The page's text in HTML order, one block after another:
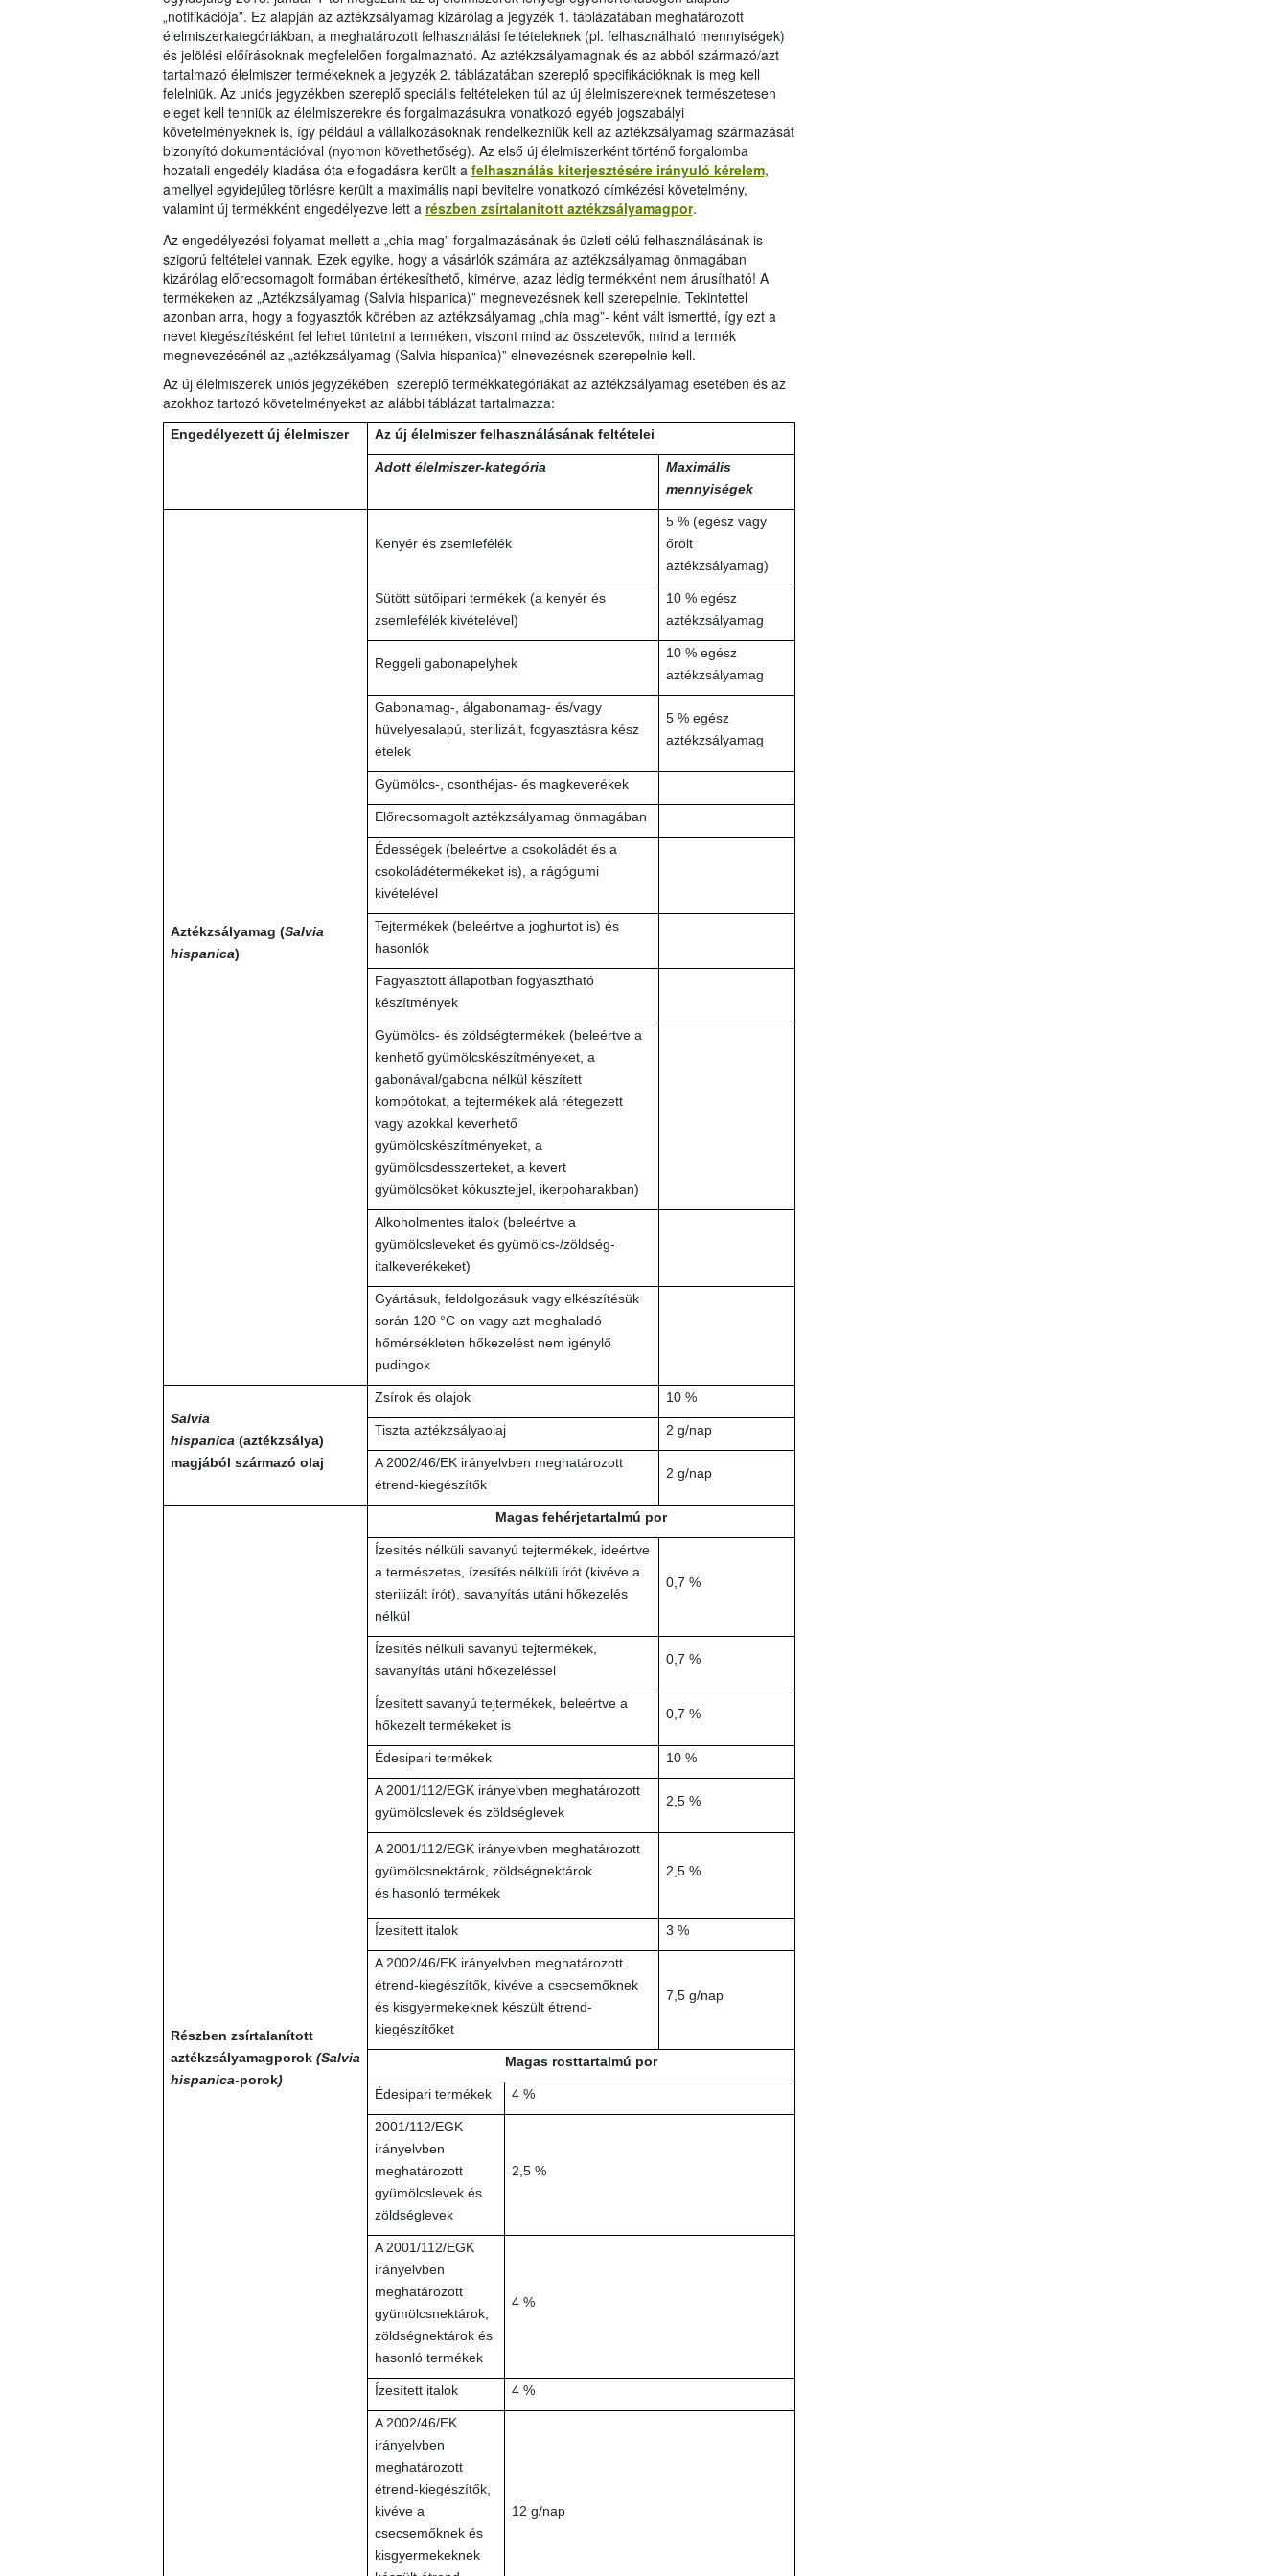
„notifikációja”. Ez alapján az aztékzsályamag kizárólag a jegyzék 1. táblázatában meghatározott
élelmiszerkategóriákban, a meghatározott felhasználási feltételeknek (pl. felhasználható mennyiségek)
és jelölési előírásoknak megfelelően forgalmazható. Az aztékzsályamagnak és az abból származó/azt
tartalmazó élelmiszer termékeknek a jegyzék 2. táblázatában szereplő specifikációknak is meg kell
felelniük. Az uniós jegyzékben szereplő speciális feltételeken túl az új élelmiszereknek természetesen
eleget kell tenniük az élelmiszerekre és forgalmazásukra vonatkozó egyéb jogszabályi
követelményeknek is, így például a vállalkozásoknak rendelkezniük kell az aztékzsályamag származását
bizonyító dokumentációval (nyomon követhetőség). Az első új élelmiszerként történő forgalomba
hozatali engedély kiadása óta elfogadásra került a felhasználás kiterjesztésére irányuló kérelem,
amellyel egyidejűleg törlésre került a maximális napi bevitelre vonatkozó címkézési követelmény,
valamint új termékként engedélyezve lett a részben zsírtalanított aztékzsályamagpor.
Az engedélyezési folyamat mellett a „chia mag” forgalmazásának és üzleti célú felhasználásának is
szigorú feltételei vannak. Ezek egyike, hogy a vásárlók számára az aztékzsályamag önmagában
kizárólag előrecsomagolt formában értékesíthető, kimérve, azaz lédig termékként nem árusítható! A
termékeken az „Aztékzsályamag (Salvia hispanica)” megnevezésnek kell szerepelnie. Tekintettel
azonban arra, hogy a fogyasztók körében az aztékzsályamag „chia mag”- ként vált ismertté, így ezt a
nevet kiegészítésként fel lehet tüntetni a terméken, viszont mind az összetevők, mind a termék
megnevezésénél az „aztékzsályamag (Salvia hispanica)” elnevezésnek szerepelnie kell.
Az új élelmiszerek uniós jegyzékében szereplő termékkategóriákat az aztékzsályamag esetében és az
azokhoz tartozó követelményeket az alábbi táblázat tartalmazza:
Engedélyezett új élelmiszer Az új élelmiszer felhasználásának feltételei
Adott élelmiszer-kategória
Maximális
mennyiségek
Aztékzsályamag (Salvia
hispanica)
Kenyér és zsemlefélék
5 % (egész vagy
őrölt
aztékzsályamag)
Sütött sütőipari termékek (a kenyér és
zsemlefélék kivételével)
10 % egész
aztékzsályamag
Reggeli gabonapelyhek
10 % egész
aztékzsályamag
Gabonamag-, álgabonamag- és/vagy
hüvelyesalapú, sterilizált, fogyasztásra kész
ételek
5 % egész
aztékzsályamag
Gyümölcs-, csonthéjas- és magkeverékek
Előrecsomagolt aztékzsályamag önmagában
Édességek (beleértve a csokoládét és a
csokoládétermékeket is), a rágógumi
kivételével
Tejtermékek (beleértve a joghurtot is) és
hasonlók
Fagyasztott állapotban fogyasztható
készítmények
Gyümölcs- és zöldségtermékek (beleértve a
kenhető gyümölcskészítményeket, a
gabonával/gabona nélkül készített
kompótokat, a tejtermékek alá rétegezett
vagy azokkal keverhető
gyümölcskészítményeket, a
gyümölcsdesszerteket, a kevert
gyümölcsöket kókusztejjel, ikerpoharakban)
Alkoholmentes italok (beleértve a
gyümölcsleveket és gyümölcs-/zöldség-
italkeverékeket)
Gyártásuk, feldolgozásuk vagy elkészítésük
során 120 °C-on vagy azt meghaladó
hőmérsékleten hőkezelést nem igénylő
pudingok
Salvia
hispanica (aztékzsálya)
magjából származó olaj
Zsírok és olajok 10 %
Tiszta aztékzsályaolaj 2 g/nap
A 2002/46/EK irányelvben meghatározott
étrend-kiegészítők
2 g/nap
Részben zsírtalanított
aztékzsályamagporok(Salvia
hispanica-porok)
Magas fehérjetartalmú por
Ízesítés nélküli savanyú tejtermékek, ideértve
a természetes, ízesítés nélküli írót (kivéve a
sterilizált írót), savanyítás utáni hőkezelés
nélkül
0,7 %
Ízesítés nélküli savanyú tejtermékek,
savanyítás utáni hőkezeléssel
0,7 %
Ízesített savanyú tejtermékek, beleértve a
hőkezelt termékeket is
0,7 %
Édesipari termékek 10 %
A 2001/112/EGK irányelvben meghatározott
gyümölcslevek és zöldséglevek
2,5 %
A 2001/112/EGK irányelvben meghatározott
gyümölcsnektárok, zöldségnektárok
és hasonló termékek
2,5 %
Ízesített italok 3 %
A 2002/46/EK irányelvben meghatározott
étrend-kiegészítők, kivéve a csecsemőknek
és kisgyermekeknek készült étrend-
kiegészítőket
7,5 g/nap
Magas rosttartalmú por
Édesipari termékek 4 %
2001/112/EGK
irányelvben
meghatározott
gyümölcslevek és
zöldséglevek
2,5 %
A 2001/112/EGK
irányelvben
meghatározott
gyümölcsnektárok,
zöldségnektárok és
hasonló termékek
4 %
Ízesített italok 4 %
A 2002/46/EK
irányelvben
meghatározott
étrend-kiegészítők,
kivéve a
csecsemőknek és
kisgyermekeknek
12 g/nap